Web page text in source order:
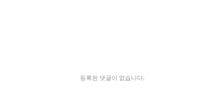
등록된 댓글이 없습니다.